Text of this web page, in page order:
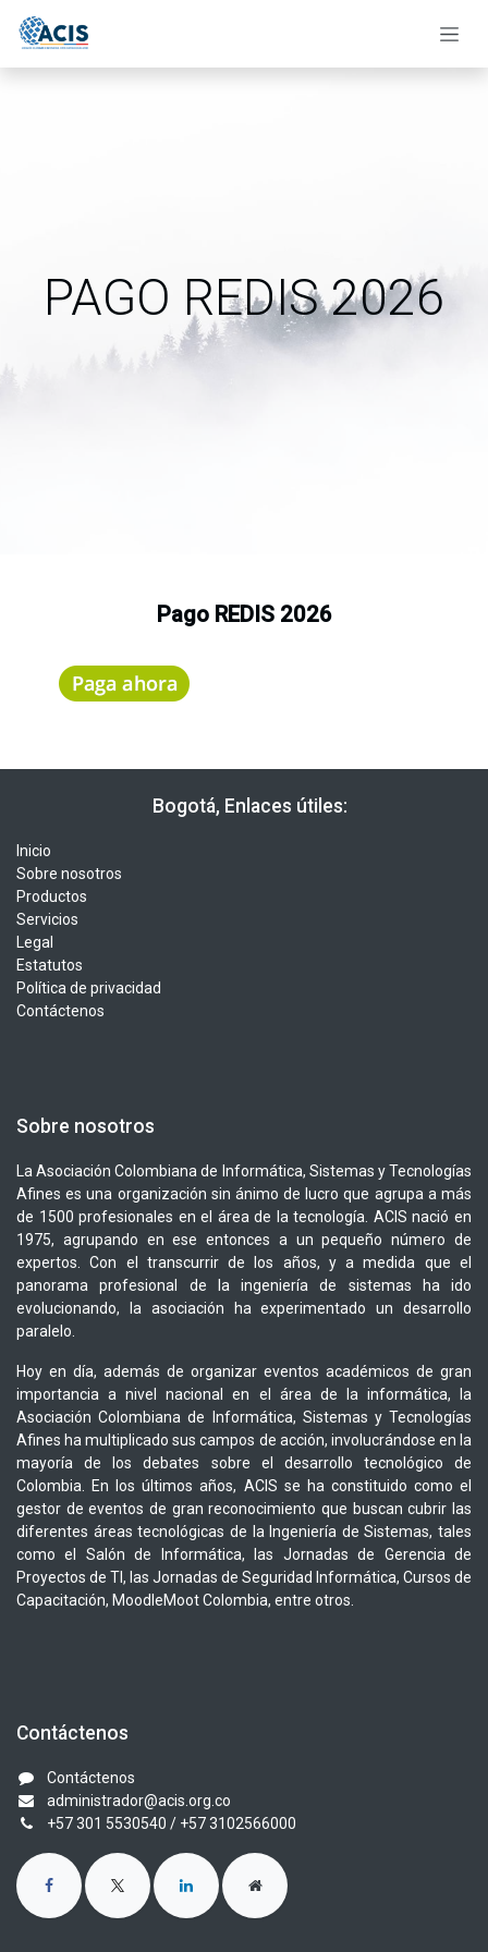
PAGO REDIS 2026
Pago REDIS 2026
​​ Bogotá, Enlaces útiles:
Inicio
Sobre nosotros
Productos
Servicios
Legal
Estatutos
Política de privacidad
Contáctenos
Sobre nosotros
La Asociación Colombiana de Informática, Sistemas y Tecnologías
Afines es una organización sin ánimo de lucro que agrupa a más
de 1500 profesionales en el área de la tecnología. ACIS nació en
1975, agrupando en ese entonces a un pequeño número de
expertos. Con el transcurrir de los años, y a medida que el
panorama profesional de la ingeniería de sistemas ha ido
evolucionando, la asociación ha experimentado un desarrollo
paralelo.
Hoy en día, además de organizar eventos académicos de gran
importancia a nivel nacional en el área de la informática, la
Asociación Colombiana de Informática, Sistemas y Tecnologías
Afines ha multiplicado sus campos de acción, involucrándose en la
mayoría de los debates sobre el desarrollo tecnológico de
Colombia. En los últimos años, ACIS se ha constituido como el
gestor de eventos de gran reconocimiento que buscan cubrir las
diferentes áreas tecnológicas de la Ingeniería de Sistemas, tales
como el Salón de Informática, las Jornadas de Gerencia de
Proyectos de TI, las Jornadas de Seguridad Informática, Cursos de
Capacitación, MoodleMoot Colombia, entre otros.
Contáctenos
Contáctenos
administrador@acis.org.co
+57 301 5530540 / +57 3102566000